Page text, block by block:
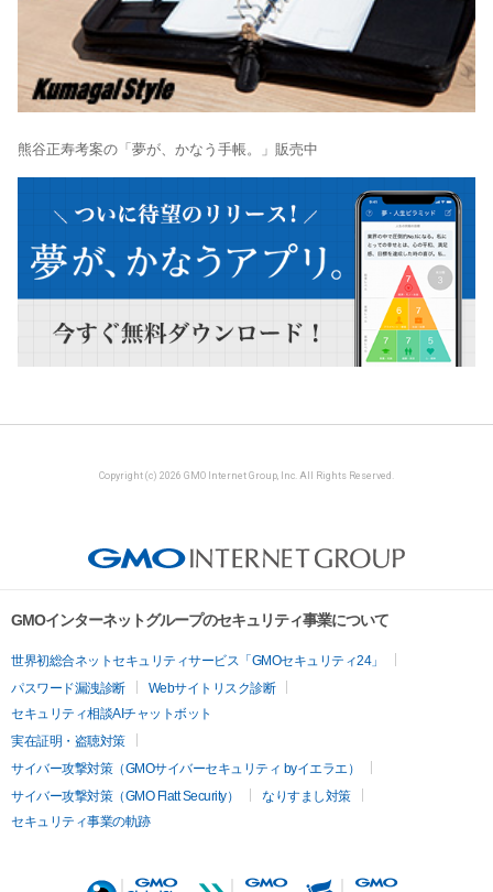
熊谷正寿考案の「夢が、かなう手帳。」販売中
Copyright (c) 2026 GMO Internet Group, Inc. All Rights Reserved.
GMOインターネットグループのセキュリティ事業について
世界初総合ネットセキュリティサービス「GMOセキュリティ24」
パスワード漏洩診断
Webサイトリスク診断
セキュリティ相談AIチャットボット
実在証明・盗聴対策
サイバー攻撃対策（GMOサイバーセキュリティ byイエラエ）
サイバー攻撃対策（GMO Flatt Security）
なりすまし対策
セキュリティ事業の軌跡